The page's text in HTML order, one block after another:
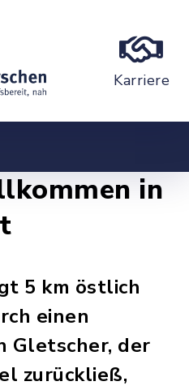
Karriere
in
5 km östlich
einen
Gletscher, der
zurückließ,